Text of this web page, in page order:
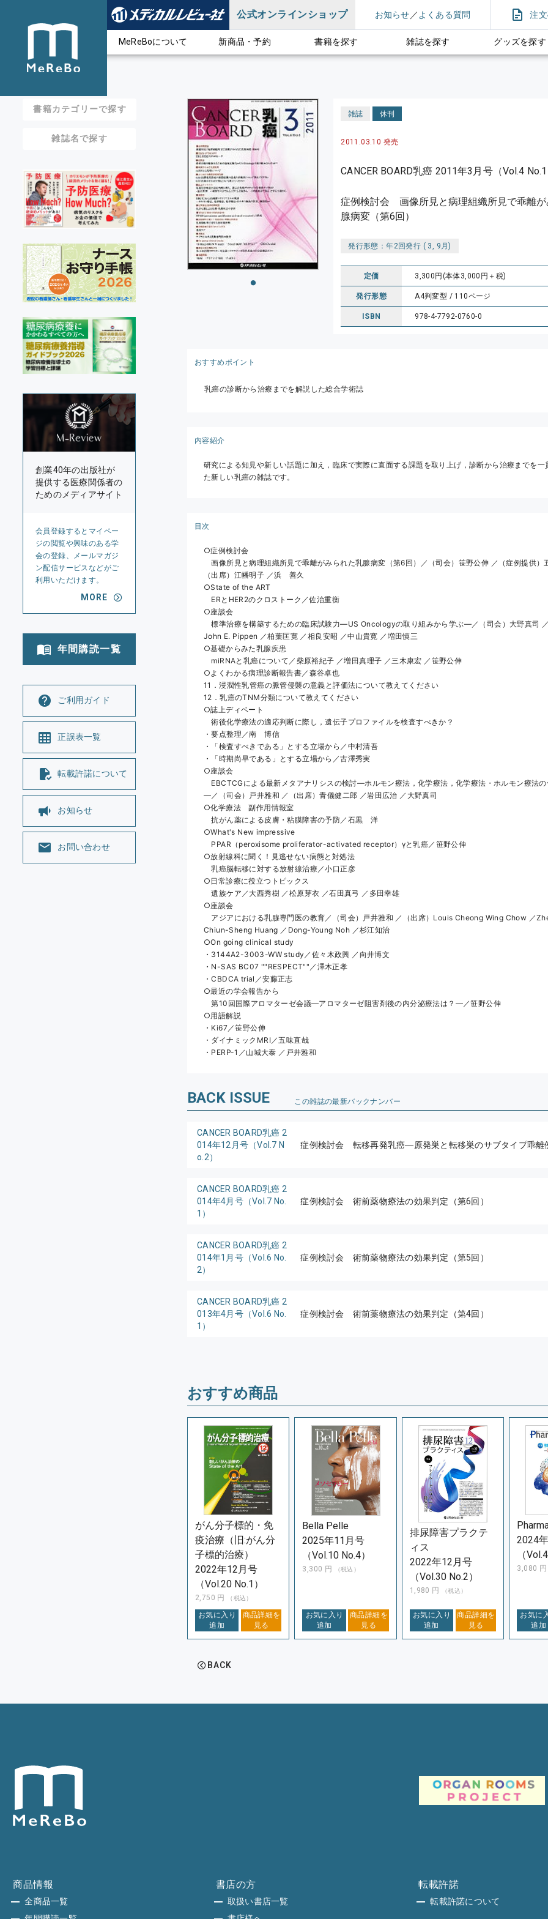
公式オンラインショップ お知らせ ／ よくある質問 注
MeReBoについて 新商品・予約 書籍を探す 雑誌を探す グッズを探す
書籍カテゴリーで探す
雑誌名で探す
創業40年の出版社が
提供する医療関係者の
ためのメディアサイト
会員登録するとマイペー
ジの閲覧や興味のある学
会の登録、メールマガジ
ン配信サービスなどがご
利用いただけます。
MORE
年間購読一覧
ご利用ガイド
正誤表一覧
転載許諾について
お知らせ
お問い合わせ
雑誌 休刊
2011.03.10 発売
CANCER BOARD乳癌 2011年3月号（Vol.4
症例検討会 画像所見と病理組織所見で乖離が
腺病変（第6回）
発行形態：年2回発行 ( 3, 9月)
定価 3,300円(本体3,000円＋税)
発行形態 A4判変型 / 110ページ
ISBN 978-4-7792-0760-0
おすすめポイント
乳癌の診断から治療までを解説した総合学術誌
内容紹介
研究による知見や新しい話題に加え，臨床で実際に直面する課題を取り上げ，診断から治療までを一
た新しい乳癌の雑誌です。
目次
○症例検討会
画像所見と病理組織所見で乖離がみられた乳腺病変（第6回）／（司会）笹野公伸 ／（症例提供）
（出席）江幡明子 ／浜　善久
○State of the ART
ERとHER2のクロストーク／佐治重衡
○座談会
標準治療を構築するための臨床試験力―US Oncologyの取り組みから学ぶ―／（司会）大野真司
John E. Pippen ／柏葉匡寛 ／相良安昭 ／中山貴寛 ／増田慎三
○基礎からみた乳腺疾患
miRNAと乳癌について／柴原裕紀子 ／増田真理子 ／三木康宏 ／笹野公伸
○よくわかる病理診断報告書／森谷卓也
11．浸潤性乳管癌の脈管侵襲の意義と評価法について教えてください
12．乳癌のTNM分類について教えてください
○誌上ディベート
術後化学療法の適応判断に際し，遺伝子プロファイルを検査すべきか？
・要点整理／南　博信
・「検査すべきである」とする立場から／中村清吾
・「時期尚早である」とする立場から／古澤秀実
○座談会
EBCTCGによる最新メタアナリシスの検討―ホルモン療法，化学療法，化学療法・ホルモン療法
―／（司会）戸井雅和 ／（出席）青儀健二郎 ／岩田広治 ／大野真司
○化学療法　副作用情報室
抗がん薬による皮膚・粘膜障害の予防／石黒　洋
○What's New impressive
PPAR（peroxisome proliferator-activated receptor）γと乳癌／笹野公伸
○放射線科に聞く！見逃せない病態と対処法
乳癌脳転移に対する放射線治療／小口正彦
○日常診療に役立つトピックス
遺族ケア／大西秀樹 ／松原芽衣 ／石田真弓 ／多田幸雄
○座談会
アジアにおける乳腺専門医の教育／（司会）戸井雅和 ／（出席）Louis Cheong Wing Chow ／
Chiun-Sheng Huang ／Dong-Young Noh ／杉江知治
○On going clinical study
・3144A2-3003-WW study／佐々木政興 ／向井博文
・N-SAS BC07 ""RESPECT""／澤木正孝
・CBDCA trial／安藤正志
○最近の学会報告から
第10回国際アロマターゼ会議―アロマターゼ阻害剤後の内分泌療法は？―／笹野公伸
○用語解説
・Ki67／笹野公伸
・ダイナミックMRI／五味直哉
・PERP-1／山城大泰 ／戸井雅和
BACK ISSUE この雑誌の最新バックナンバー
CANCER BOARD乳癌 2
014年12月号（Vol.7 N
o.2）
症例検討会 転移再発乳癌―原発巣と転移巣のサブタイプ乖離
CANCER BOARD乳癌 2
014年4月号（Vol.7 No.
1）
症例検討会 術前薬物療法の効果判定（第6回）
CANCER BOARD乳癌 2
014年1月号（Vol.6 No.
2）
症例検討会 術前薬物療法の効果判定（第5回）
CANCER BOARD乳癌 2
013年4月号（Vol.6 No.
1）
症例検討会 術前薬物療法の効果判定（第4回）
おすすめ商品
がん分子標的・免
疫治療（旧:がん分
子標的治療）
2022年12月号
（Vol.20 No.1）
2,750 円 （税込）
お気に入り
追加
商品詳細を
見る
Bella Pelle
2025年11月号
（Vol.10 No.4）
3,300 円 （税込）
お気に入り
追加
商品詳細を
見る
排尿障害プラクテ
ィス
2022年12月号
（Vol.30 No.2）
1,980 円 （税込）
お気に入り
追加
商品詳細を
見る
2024
（
3,080
お気に
追加
BACK
商品情報
全商品一覧
書店の方
取扱い書店一覧
転載許諾
転載許諾について